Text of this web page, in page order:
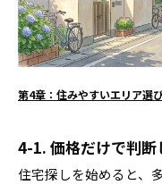
第4章：住みやすいエリア選
4-1. 価格だけで判
住宅探しを始めると、